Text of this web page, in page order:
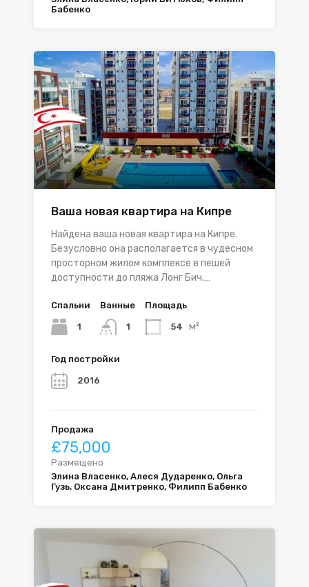
Бабенко
Ваша новая квартира на Кипре
Найдена ваша новая квартира на Кипре.
Безусловно она располагается в чудесном
просторном жилом комплексе в пешей
доступности до пляжа Лонг Бич.…
Спальни
1
Ванные
1
Площадь
54 м²
Год постройки
2016
Продажа
£75,000
Размещено
Элина Власенко, Алеся Дударенко, Ольга
Гузь, Оксана Дмитренко, Филипп Бабенко